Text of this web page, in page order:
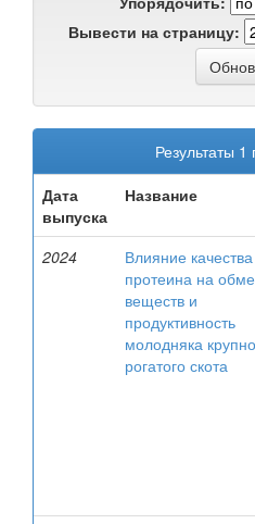
Вывести на страницу:
Результаты
Дата
выпуска
Название
2024
Влияние качества
протеина на
веществ и
продуктивность
молодняка
рогатого скота